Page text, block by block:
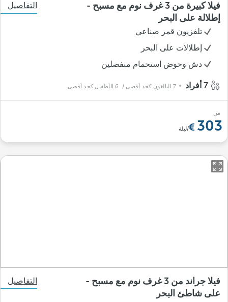
فيلا كبيرة من 3 غرف نوم مع مسبح -
إطلالة على البحر
التفاصيل
تلفزيون قمر صناعي
إطلالات على البحر
دش وحوض استحمام منفصلين
7 البالغون كحد أقصى / 6 الأطفال كحد أقصى
من
303 /ليلة
فيلا جراند من 3 غرف نوم مع مسبح -
على شاطئ البحر
التفاصيل